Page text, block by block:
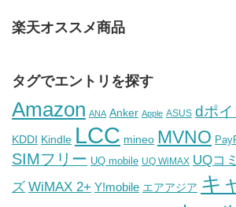
楽天オススメ商品
タグでエントリを探す
Amazon ANA Anker Apple ASUS dポイ
KDDI Kindle LCC mineo MVNO
SIMフリー UQ mobile UQ WiMAX UQコ
ズ WiMAX 2+ Y!mobile エアアジア キ